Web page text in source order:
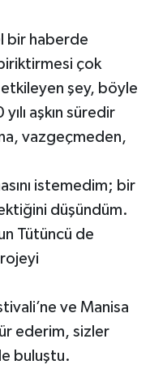
bir haberde
çok
şey, böyle
aşkın süredir
vazgeçmeden,
istemedim; bir
düşündüm.
Tütüncü de
ve Manisa
ederim, sizler
buluştu.